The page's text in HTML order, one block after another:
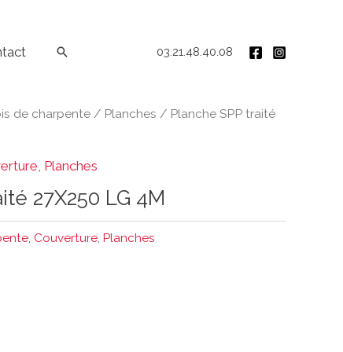
Rechercher 03.21.48.40.08
de charpente / Planches / Planche SPP traité
Planches
27X250 LG 4M
, Couverture, Planches